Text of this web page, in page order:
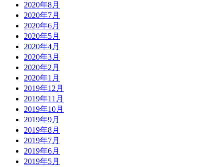
2020年8月
2020年7月
2020年6月
2020年5月
2020年4月
2020年3月
2020年2月
2020年1月
2019年12月
2019年11月
2019年10月
2019年9月
2019年8月
2019年7月
2019年6月
2019年5月